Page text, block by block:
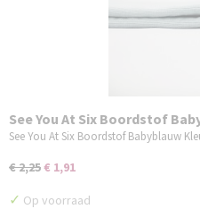
See You At Six Boordstof
See You At Six Boordstof Babyblauw
€ 2,25€ 1,91
✓ Op voorraad